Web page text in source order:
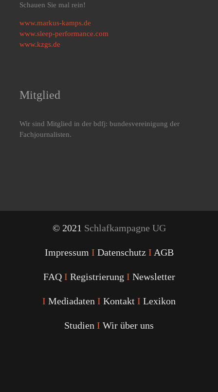
Schauen Sie mal rein!
www.markus-kamps.de
www.sleep-performance.com
www.kzgs.de
Mitglied
Wir sind Mitglied in der bdfj: bundesvereinigung der
Fachjournalisten.
© 2021 Schlafkampagne UG
Impressum I Datenschutz I AGB
FAQ I Registrierung I Newsletter
I Mediadaten I Kontakt I Lexikon
Studien I Wir über uns